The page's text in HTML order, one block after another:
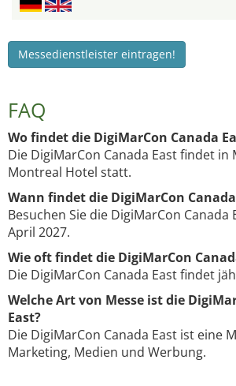
Messedienstleister eintragen!
FAQ
Wo findet die DigiMarCon Canada
Die DigiMarCon Canada East findet in
Montreal Hotel statt.
Wann findet die DigiMarCon
Besuchen Sie die DigiMarCon Canada
April 2027.
Wie oft findet die DigiMarCon
Die DigiMarCon Canada East findet
Welche Art von Messe ist die
East?
Die DigiMarCon Canada East ist eine
Marketing, Medien und Werbung.